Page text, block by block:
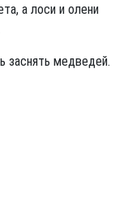
а лоси и олени
заснять медведей.